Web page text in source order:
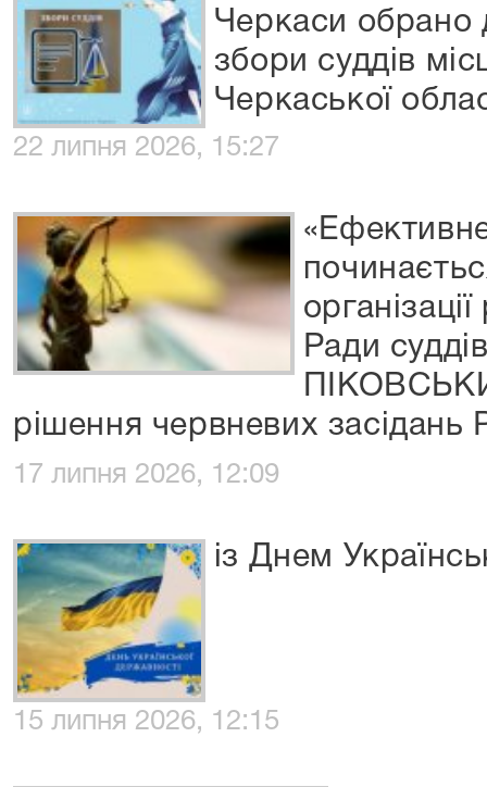
Черкаси обрано
збори суддів
Черкаської
22 липня 2026, 15:27
Ради
рішення червневих засідань
17 липня 2026, 12:09
із Днем
15 липня 2026, 12:15